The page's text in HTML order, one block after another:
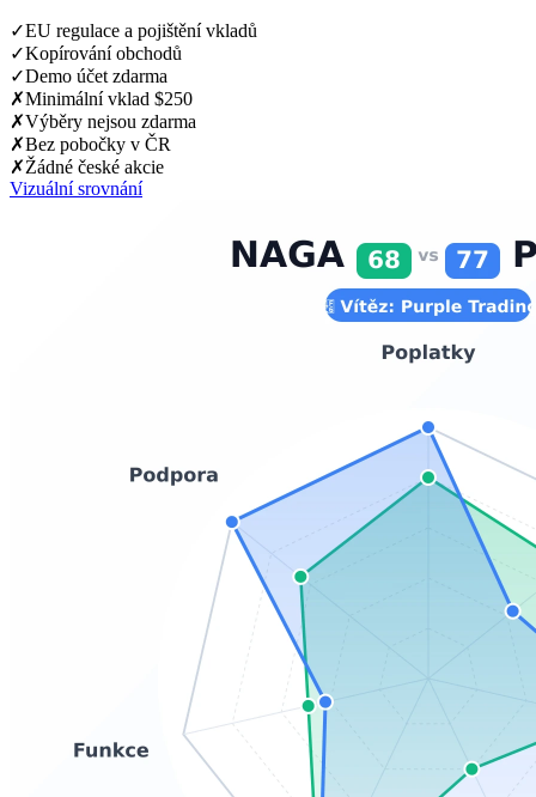
✓EU regulace a pojištění vkladů
✓Kopírování obchodů
✓Demo účet zdarma
✗Minimální vklad $250
✗Výběry nejsou zdarma
✗Bez pobočky v ČR
✗Žádné české akcie
Vizuální srovnání